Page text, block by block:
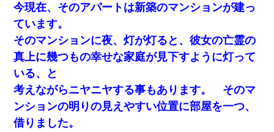
今現在、そのアパートは新築のマンションが建っ
ています。
そのマンションに夜、灯が灯ると、彼女の亡霊の
真上に幾つもの幸せな家庭が見下すように灯って
いる、と
考えながらニヤニヤする事もあります。 そのマ
ンションの明りの見えやすい位置に部屋を一つ、
借りました。